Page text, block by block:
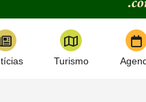
Turismo